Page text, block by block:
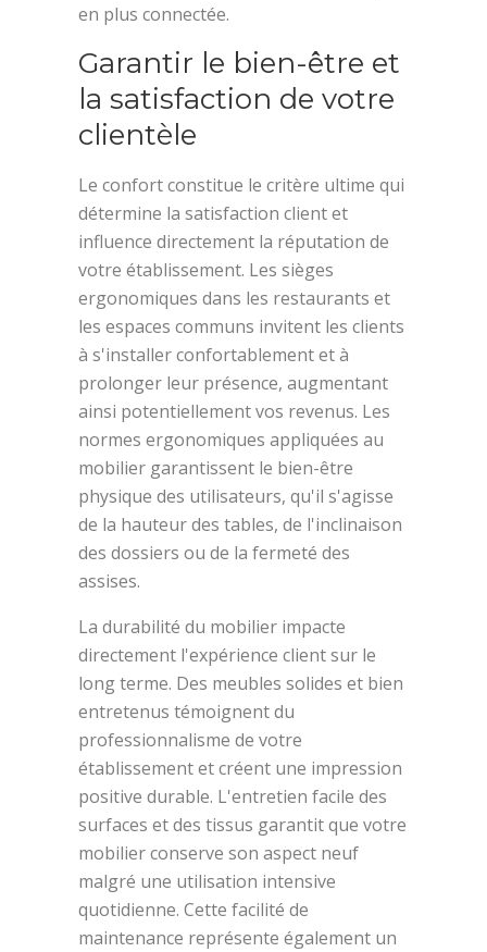
en plus connectée.
Garantir le bien-être et
la satisfaction de votre
clientèle
Le confort constitue le critère ultime qui
détermine la satisfaction client et
influence directement la réputation de
votre établissement. Les sièges
ergonomiques dans les restaurants et
les espaces communs invitent les clients
à s'installer confortablement et à
prolonger leur présence, augmentant
ainsi potentiellement vos revenus. Les
normes ergonomiques appliquées au
mobilier garantissent le bien-être
physique des utilisateurs, qu'il s'agisse
de la hauteur des tables, de l'inclinaison
des dossiers ou de la fermeté des
assises.
La durabilité du mobilier impacte
directement l'expérience client sur le
long terme. Des meubles solides et bien
entretenus témoignent du
professionnalisme de votre
établissement et créent une impression
positive durable. L'entretien facile des
surfaces et des tissus garantit que votre
mobilier conserve son aspect neuf
malgré une utilisation intensive
quotidienne. Cette facilité de
maintenance représente également un